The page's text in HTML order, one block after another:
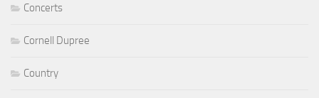
Concerts
Cornell Dupree
Country